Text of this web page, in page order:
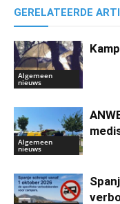
GERELATEERDE
Algemeen
nieuws
Algemeen
nieuws